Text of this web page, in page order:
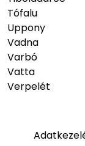
Tófalu
Uppony
Vadna
Varbó
Vatta
Verpelét